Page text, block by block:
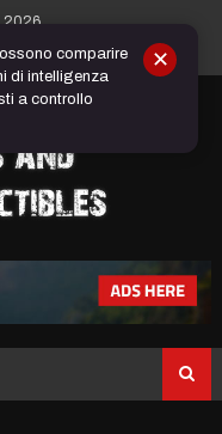
2026
comparire
di intelligenza
a controllo
✕